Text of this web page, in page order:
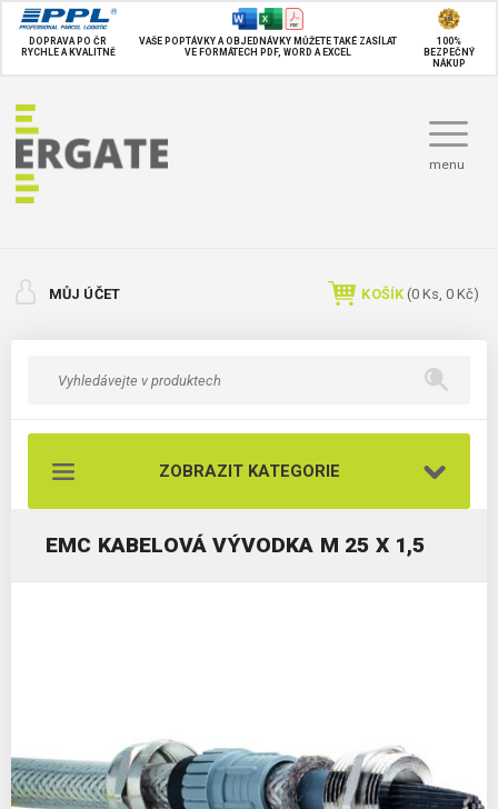
DOPRAVA PO ČR
RYCHLE A KVALITNĚ
VAŠE POPTÁVKY A OBJEDNÁVKY MŮŽETE TAKÉ ZASÍLAT
VE FORMÁTECH PDF, WORD A EXCEL
100%
BEZPEČNÝ
NÁKUP
menu
MŮJ ÚČET KOŠÍK (0 Ks, 0 Kč)
ZOBRAZIT KATEGORIE
EMC KABELOVÁ VÝVODKA M 25 X 1,5